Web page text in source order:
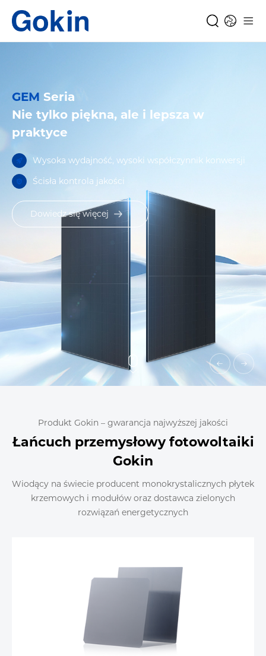
GEM Seria
Nie tylko piękna, ale i lepsza w
praktyce
Wysoka wydajność, wysoki współczynnik konwersji
Ścisła kontrola jakości
Dowiedz się więcej
Produkt Gokin – gwarancja najwyższej jakości
Łańcuch przemysłowy fotowoltaiki
Gokin
Wiodący na świecie producent monokrystalicznych płytek
krzemowych i modułów oraz dostawca zielonych
rozwiązań energetycznych